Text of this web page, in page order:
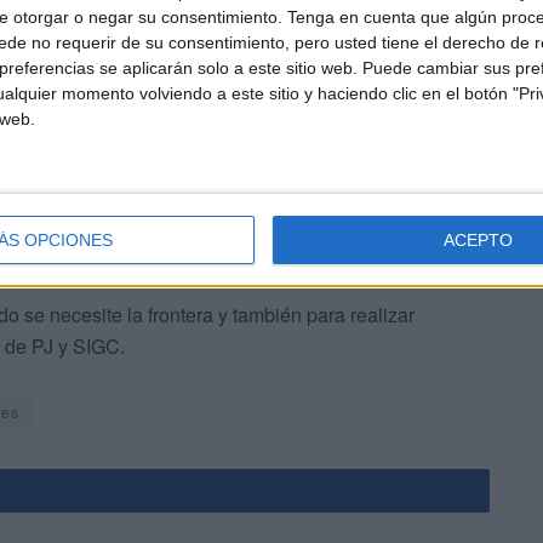
otorgar o negar su consentimiento. Tenga en cuenta que algún
no requerir de su consentimiento, pero usted tiene el derecho de
se aplicarán solo a este sitio web. Puede cambiar sus
momento volviendo a este sitio y haciendo clic en el botón
OPCIONES ACEPTO
de seguridaden colaboración directa con otras
a cabo distintos operativos tanto de controles,
se necesite la frontera y también para realizar
de PJ y SIGC.